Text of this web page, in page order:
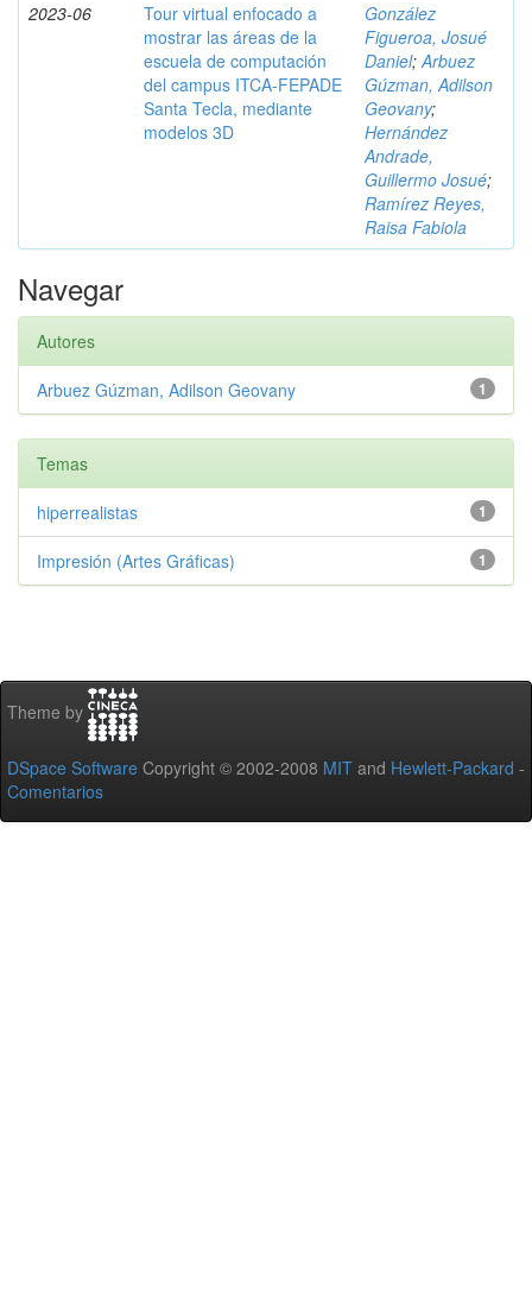
2023-06
Tour virtual enfocado a
mostrar las áreas de la
escuela de computación
del campus ITCA-FEPADE
Santa Tecla, mediante
modelos 3D
González
Figueroa, Josué
Daniel;Arbuez
Gúzman, Adilson
Geovany;
Hernández
Andrade,
Guillermo Josué;
Ramírez Reyes,
Raisa Fabiola
Navegar
Autores
1
Arbuez Gúzman, Adilson Geovany
Temas
1
hiperrealistas
1
Impresión (Artes Gráficas)
Theme by
DSpace Software Copyright © 2002-2008 MIT and Hewlett-Packard -
Comentarios